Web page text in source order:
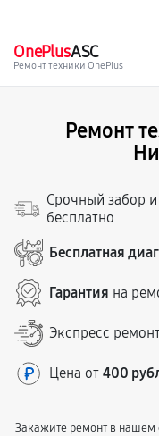
OnePlusASC
Ремонт техники OnePlus
Ремонт
Срочный забор
бесплатно
Бесплатная
Гарантия на
Экспресс
Цена от 400
Закажите ремонт в нашем